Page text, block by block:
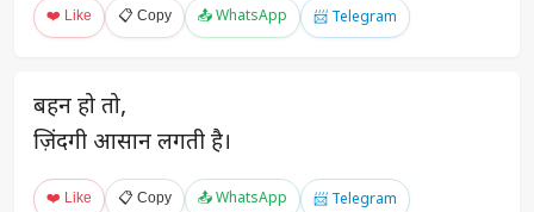
❤️ Like 📋 Copy 📤 WhatsApp 📨 Telegram
बहन हो तो,
ज़िंदगी आसान लगती है।
❤️ Like 📋 Copy 📤 WhatsApp 📨 Telegram